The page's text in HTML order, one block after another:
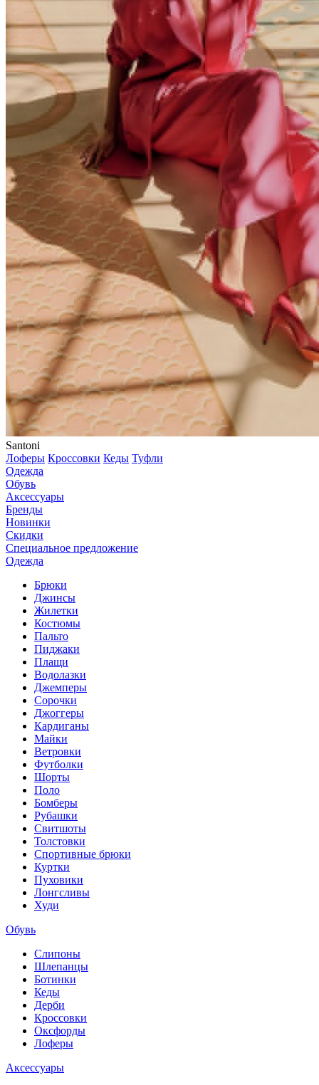
Santoni
Лоферы Кроссовки Кеды Туфли
Одежда
Обувь
Аксессуары
Бренды
Новинки
Скидки
Специальное предложение
Одежда
Брюки
Джинсы
Жилетки
Костюмы
Пальто
Пиджаки
Плащи
Водолазки
Джемперы
Сорочки
Джоггеры
Кардиганы
Майки
Ветровки
Футболки
Шорты
Поло
Бомберы
Рубашки
Свитшоты
Толстовки
Спортивные брюки
Куртки
Пуховики
Лонгсливы
Худи
Обувь
Слипоны
Шлепанцы
Ботинки
Кеды
Дерби
Кроссовки
Оксфорды
Лоферы
Аксессуары